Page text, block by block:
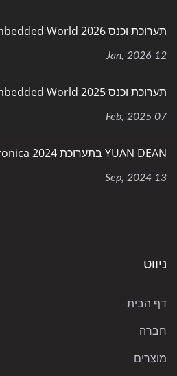
תערוכת וכנס Embedded World 2026
12 Jan, 2026
תערוכת וכנס Embedded World 2025
07 Feb, 2025
YUAN DEAN בתערוכת Electronica 2024 ומצפים...
13 Sep, 2024
ניווט
דף הבית
חברה
מוצרים